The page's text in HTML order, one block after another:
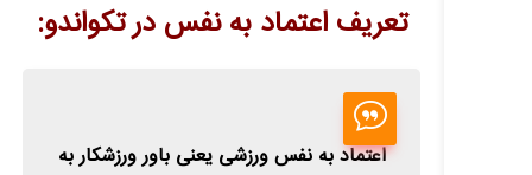
تعریف اعتماد به نفس در تکواندو:
اعتماد به نفس ورزشی یعنی باور ورزشکار به